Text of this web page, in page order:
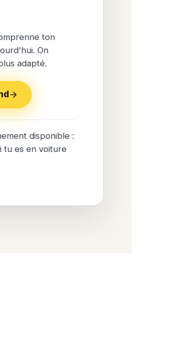
ton
On
adapté.
disponible :
tu es en voiture